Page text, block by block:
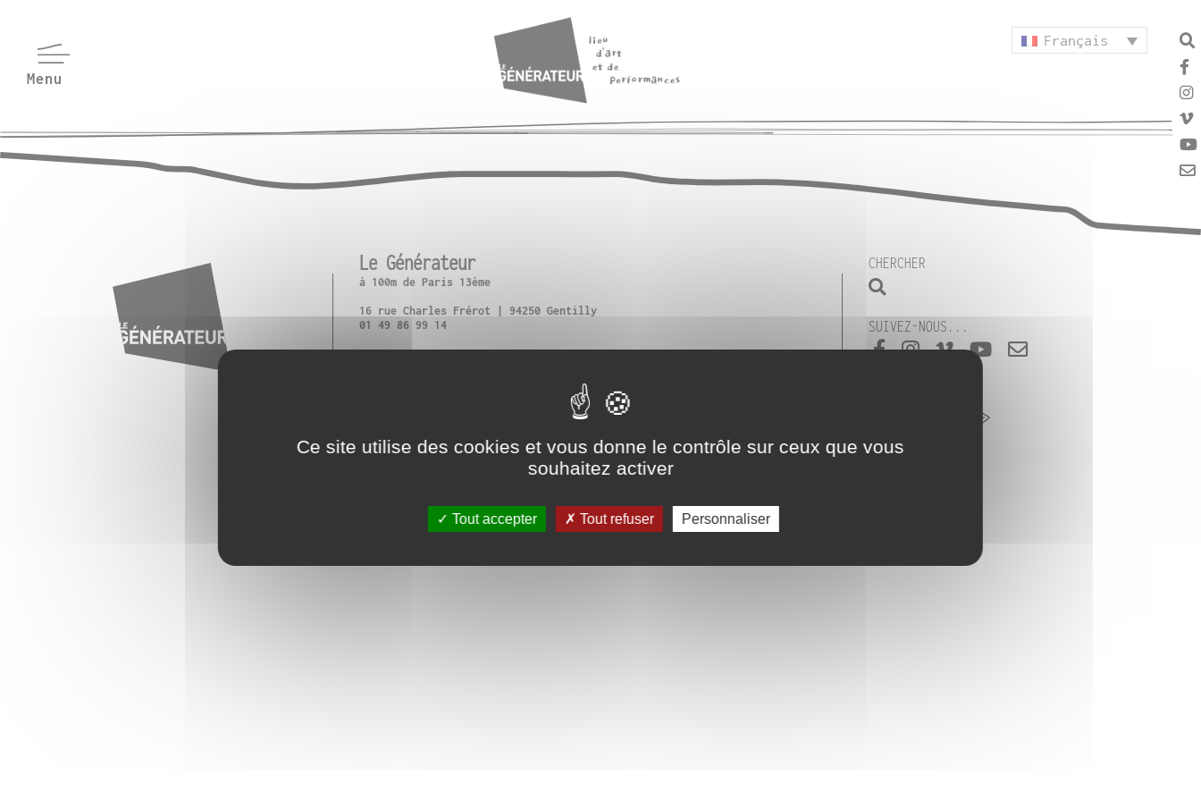
Français
Le Générateur
à 100m de Paris 13ème
16 rue Charles Frérot | 94250 Gentilly
01 49 86 99 14
RER B Gentilly ou Vélib (n°13111, n°42505)
Consentement
CHERCHER
SUIVEZ-NOUS...
Ce site utilise des cookies et vous donne le contrôle sur ceux que vous
souhaitez activer
Tout accepter Tout refuser Personnaliser